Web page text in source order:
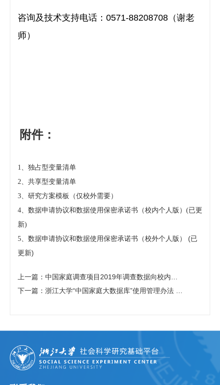
咨询及技术支持电话： 0571-88208708（谢老
师）
附件：
1、 独占型变量清单
2、 共享型变量清单
3、 研究方案模板（仅校外需要）
4、 数据申请协议和数据使用保密承诺书（校内个人版） (已更
新)
5、 数据申请协议和数据使用保密承诺书（校外个人版）
(已
更新)